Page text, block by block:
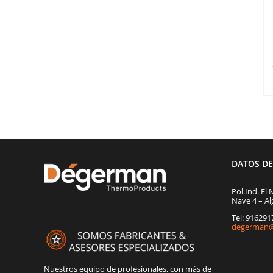
Nuestros equipo de profesionales, con más de
DATOS
Pol.Ind. El
Nave 4 –
Tel: